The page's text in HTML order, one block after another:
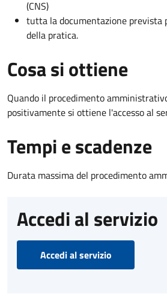
(CNS)
tutta la documentazione prevista
della pratica.
Cosa si ottiene
Quando il procedimento
positivamente si ottiene l'accesso al
Tempi e scadenze
Durata massima del procedimento
Accedi al servizio
Accedi al servizio